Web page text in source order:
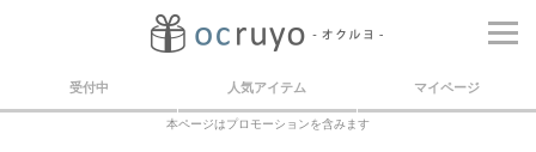
受付中 人気アイテム マイページ
本ページはプロモーションを含みます